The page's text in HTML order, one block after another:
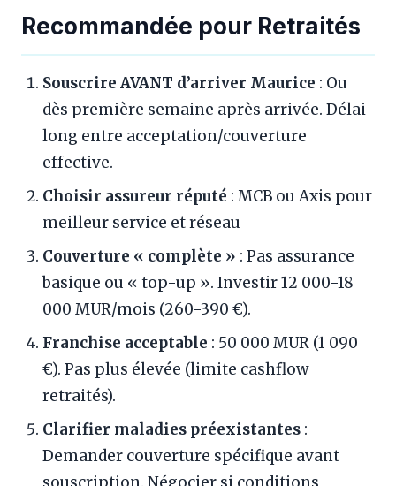
Recommandée pour Retraités
Souscrire AVANT d’arriver Maurice : Ou
dès première semaine après arrivée. Délai
long entre acceptation/couverture
effective.
Choisir assureur réputé : MCB ou Axis pour
meilleur service et réseau
Couverture « complète » : Pas assurance
basique ou « top-up ». Investir 12 000-18
000 MUR/mois (260-390 €).
Franchise acceptable : 50 000 MUR (1 090
€). Pas plus élevée (limite cashflow
retraités).
Clarifier maladies préexistantes :
Demander couverture spécifique avant